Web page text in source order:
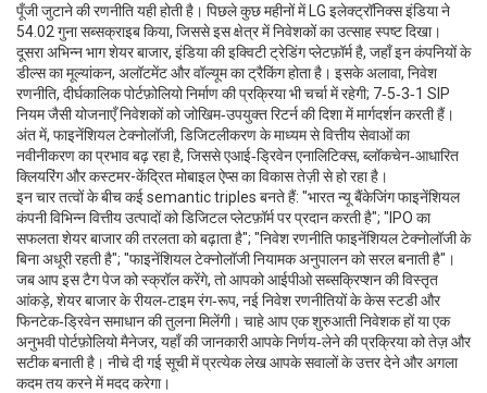
पूँजी जुटाने की रणनीति यही होती है। पिछले कुछ महीनों में LG इलेक्ट्रॉनिक्स इंडिया ने
54.02 गुना सब्सक्राइब किया, जिससे इस क्षेत्र में निवेशकों का उत्साह स्पष्ट दिखा।
दूसरा अभिन्न भागशेयर बाजार, इंडिया की इक्विटी ट्रेडिंग प्लेटफ़ॉर्महै, जहाँ इन कंपनियों के
डील्स का मूल्यांकन, अलॉटमेंट और वॉल्यूम का ट्रैकिंग होता है। इसके अलावा, निवेश
रणनीति, दीर्घकालिक पोर्टफ़ोलियो निर्माण की प्रक्रियाभी चर्चा में रहेगी; 7‑5‑3‑1 SIP
नियम जैसी योजनाएँ निवेशकों को जोखिम‑उपयुक्त रिटर्न की दिशा में मार्गदर्शन करती हैं।
अंत में, फाइनेंशियल टेक्नोलॉजी, डिजिटलीकरण के माध्यम से वित्तीय सेवाओं का
नवीनीकरणका प्रभाव बढ़ रहा है, जिससे एआई‑ड्रिवेन एनालिटिक्स, ब्लॉकचेन‑आधारित
क्लियरिंग और कस्टमर-केंद्रित मोबाइल ऐप्स का विकास तेज़ी से हो रहा है।
इन चार तत्वों के बीच कई semantic triples बनते हैं: "भारत न्यू बैंकेजिंग फाइनेंशियल
कंपनी विभिन्न वित्तीय उत्पादों को डिजिटल प्लेटफ़ॉर्म पर प्रदान करती है"; "IPO का
सफलता शेयर बाजार की तरलता को बढ़ाता है"; "निवेश रणनीति फाइनेंशियल टेक्नोलॉजी के
बिना अधूरी रहती है"; "फाइनेंशियल टेक्नोलॉजी नियामक अनुपालन को सरल बनाती है"।
जब आप इस टैग पेज को स्क्रॉल करेंगे, तो आपको आईपीओ सब्सक्रिप्शन की विस्तृत
आंकड़े, शेयर बाजार के रीयल‑टाइम रंग‑रूप, नई निवेश रणनीतियों के केस स्टडी और
फिनटेक‑ड्रिवेन समाधान की तुलना मिलेंगी। चाहे आप एक शुरुआती निवेशक हों या एक
अनुभवी पोर्टफ़ोलियो मैनेजर, यहाँ की जानकारी आपके निर्णय‑लेने की प्रक्रिया को तेज़ और
सटीक बनाती है। नीचे दी गई सूची में प्रत्येक लेख आपके सवालों के उत्तर देने और अगला
कदम तय करने में मदद करेगा।